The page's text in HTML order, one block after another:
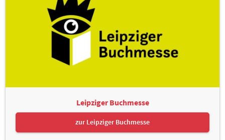
Leipziger Buchmesse
zur Leipziger Buchmesse